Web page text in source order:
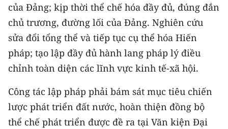
CHUYÊN ĐỀ
CÁC CHUYÊN TRANG
VỀ BÁO NHÂN DÂN
THỜI NAY
NHÂN DÂN CUỐI TUẦN
của Đảng; kịp thời thể chế hóa đầy đủ, đúng đắn
chủ trương, đường lối của Đảng. Nghiên cứu
sửa đổi tổng thể và tiếp tục cụ thể hóa Hiến
pháp; tạo lập đầy đủ hành lang pháp lý điều
chỉnh toàn diện các lĩnh vực kinh tế-xã hội.
Công tác lập pháp phải bám sát mục tiêu chiến
lược phát triển đất nước, hoàn thiện đồng bộ
thể chế phát triển được đề ra tại Văn kiện Đại